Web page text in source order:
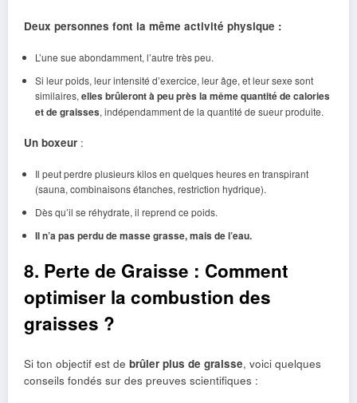
Deux personnes font la même activité physique :
L’une sue abondamment, l’autre très peu.
Si leur poids, leur intensité d’exercice, leur âge, et leur sexe sont
similaires, elles brûleront à peu près la même quantité de calories
et de graisses, indépendamment de la quantité de sueur produite.
Un boxeur :
Il peut perdre plusieurs kilos en quelques heures en transpirant
(sauna, combinaisons étanches, restriction hydrique).
Dès qu’il se réhydrate, il reprend ce poids.
Il n’a pas perdu de masse grasse, mais de l’eau.
8. Perte de Graisse : Comment
optimiser la combustion des
graisses ?
Si ton objectif est de brûler plus de graisse, voici quelques
conseils fondés sur des preuves scientifiques :